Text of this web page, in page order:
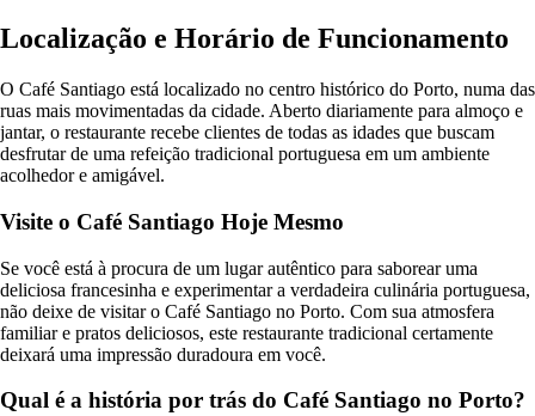
Localização e Horário de Funcionamento
O Café Santiago está localizado no centro histórico do Porto, numa das
ruas mais movimentadas da cidade. Aberto diariamente para almoço e
jantar, o restaurante recebe clientes de todas as idades que buscam
desfrutar de uma refeição tradicional portuguesa em um ambiente
acolhedor e amigável.
Visite o Café Santiago Hoje Mesmo
Se você está à procura de um lugar autêntico para saborear uma
deliciosa francesinha e experimentar a verdadeira culinária portuguesa,
não deixe de visitar o Café Santiago no Porto. Com sua atmosfera
familiar e pratos deliciosos, este restaurante tradicional certamente
deixará uma impressão duradoura em você.
Qual é a história por trás do Café Santiago no Porto?